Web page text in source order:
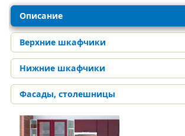
Описание
Верхние шкафчики
Нижние шкафчики
Фасады, столешницы